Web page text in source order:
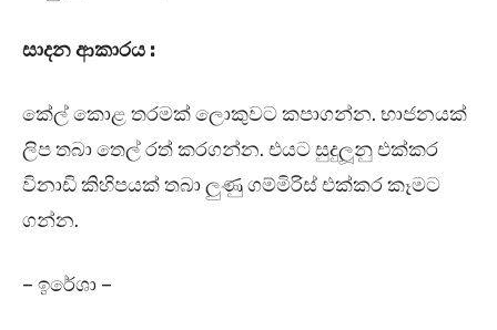
සාදන ආකාරය :
කේල් කොළ තරමක් ලොකුවට කපාගන්න. භාජනයක්
ලිප තබා තෙල් රත් කරගන්න. එයට සුදුලූනු එක්කර
විනාඩි කිහිපයක් තබා ලුණු ගම්මිරිස් එක්කර කෑමට
ගන්න.
– ඉරේශා –